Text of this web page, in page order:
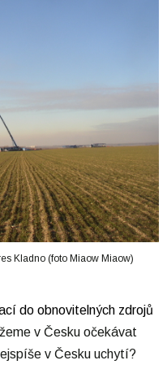
Kladno (foto Miaow Miaow)
do obnovitelných zdrojů
v Česku očekávat
v Česku uchytí?